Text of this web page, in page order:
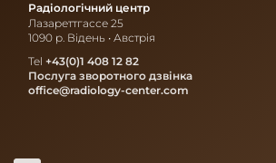
Радіологічний центр
Лазареттгассе 25
1090 р. Відень • Австрія
Tel +43(0)1 408 12 82
Послуга зворотного дзвінка
office@radiology-center.com